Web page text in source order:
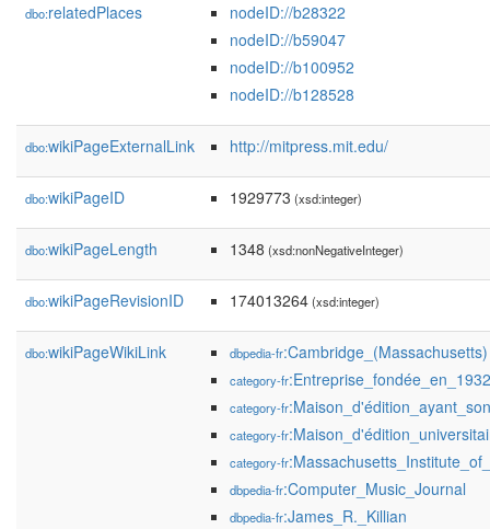
dbo:relatedPlaces
nodeID://b28322
nodeID://b59047
nodeID://b100952
nodeID://b128528
dbo:wikiPageExternalLink http://mitpress.mit.edu/
dbo:wikiPageID 1929773 (xsd:integer)
dbo:wikiPageLength 1348 (xsd:nonNegativeInteger)
dbo:wikiPageRevisionID 174013264(xsd:integer)
dbo:wikiPageWikiLink dbpedia-fr:Cambridge_(Massachusetts)
category-fr:Entreprise_fondée_en_1932
category-fr
category-fr
category-fr
dbpedia-fr:Computer_Music_Journal
dbpedia-fr:James_R._Killian